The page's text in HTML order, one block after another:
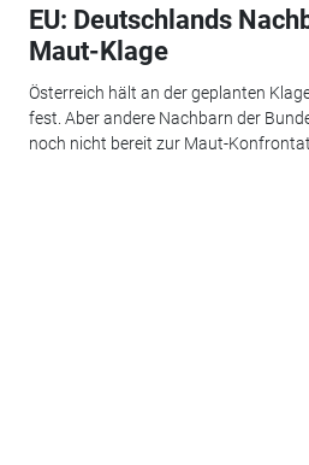
EU: Deutschlands
Maut-Klage
Österreich hält an der geplanten
fest. Aber andere Nachbarn der
noch nicht bereit zur Maut-